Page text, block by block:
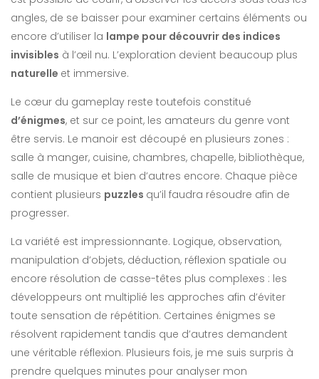
angles, de se baisser pour examiner certains éléments ou
encore d’utiliser la lampe pour découvrir des indices
invisibles à l’œil nu. L’exploration devient beaucoup plus
naturelle et immersive.
Le cœur du gameplay reste toutefois constitué
d’énigmes, et sur ce point, les amateurs du genre vont
être servis. Le manoir est découpé en plusieurs zones :
salle à manger, cuisine, chambres, chapelle, bibliothèque,
salle de musique et bien d’autres encore. Chaque pièce
contient plusieurs puzzles qu’il faudra résoudre afin de
progresser.
La variété est impressionnante. Logique, observation,
manipulation d’objets, déduction, réflexion spatiale ou
encore résolution de casse-têtes plus complexes : les
développeurs ont multiplié les approches afin d’éviter
toute sensation de répétition. Certaines énigmes se
résolvent rapidement tandis que d’autres demandent
une véritable réflexion. Plusieurs fois, je me suis surpris à
prendre quelques minutes pour analyser mon